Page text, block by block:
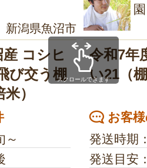
新潟県魚沼市
コシヒ
び交う棚
）
～
園
令和7年
い21（
お客
発送時期
発送目安
スクロールできます